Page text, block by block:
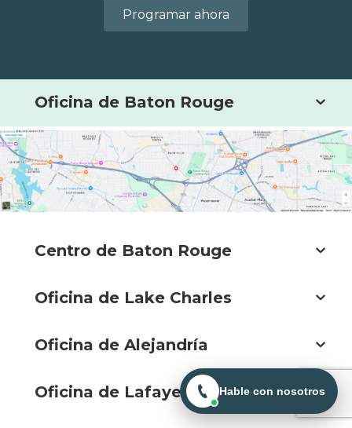
Programar ahora
Oficina de Baton Rouge
Centro de Baton Rouge
Oficina de Lake Charles
Oficina de Alejandría
Oficina de Lafayette Hable con nosotros